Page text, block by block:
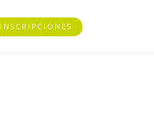
INSCRIPCIONES